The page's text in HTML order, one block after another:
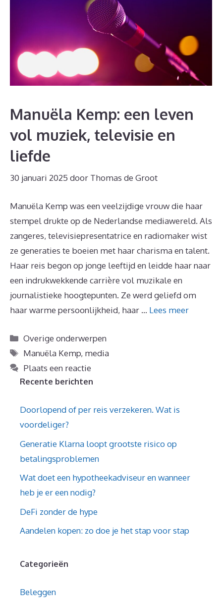
Manuëla Kemp: een leven
vol muziek, televisie en
liefde
30 januari 2025 door Thomas de Groot
Manuëla Kemp was een veelzijdige vrouw die haar
stempel drukte op de Nederlandse mediawereld. Als
zangeres, televisiepresentatrice en radiomaker wist
ze generaties te boeien met haar charisma en talent.
Haar reis begon op jonge leeftijd en leidde haar naar
een indrukwekkende carrière vol muzikale en
journalistieke hoogtepunten. Ze werd geliefd om
haar warme persoonlijkheid, haar … Lees meer
Categorieën
Overige onderwerpen
Tags
Manuëla Kemp, media
Plaats een reactie
Recente berichten
Doorlopend of per reis verzekeren. Wat is
voordeliger?
Generatie Klarna loopt grootste risico op
betalingsproblemen
Wat doet een hypotheekadviseur en wanneer
heb je er een nodig?
DeFi zonder de hype
Aandelen kopen: zo doe je het stap voor stap
Categorieën
Beleggen